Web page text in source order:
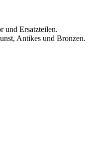
und Ersatzteilen.
Antikes und Bronzen.